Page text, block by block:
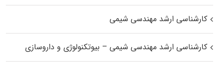
کارشناسی ارشد مهندسی شیمی
کارشناسی ارشد مهندسی شیمی – بیوتکنولوژی و داروسازی